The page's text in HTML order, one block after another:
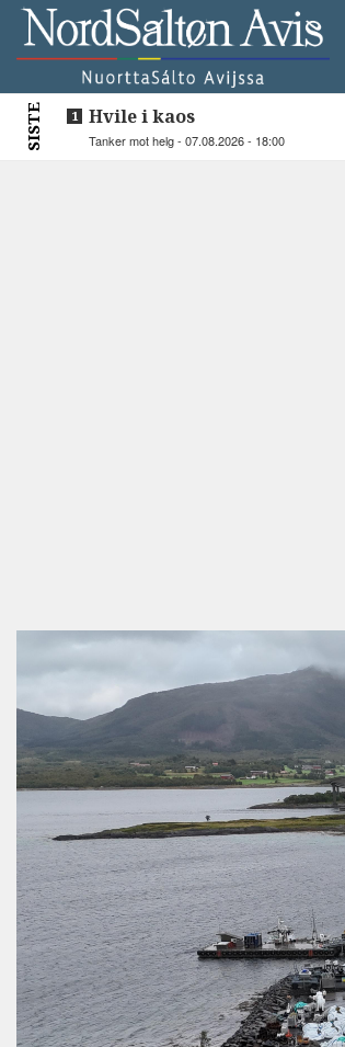
SISTE Hvile i kaos
Tanker mot helg - 07.08.2026 - 18:00